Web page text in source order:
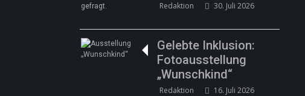
Redaktion 30. Juli 2026
Gelebte Inklusion:
Fotoausstellung
„Wunschkind“
Redaktion 16. Juli 2026